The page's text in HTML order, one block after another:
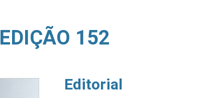
EDIÇÃO 152
Editorial